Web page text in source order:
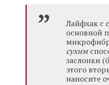
Лайфхак с
основной
сухим
заслонки
этого
наносите